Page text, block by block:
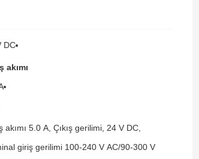
DC
akımı
akımı 5.0 A, Çıkış gerilimi, 24 V DC,
giriş gerilimi 100-240 V AC/90-300 V